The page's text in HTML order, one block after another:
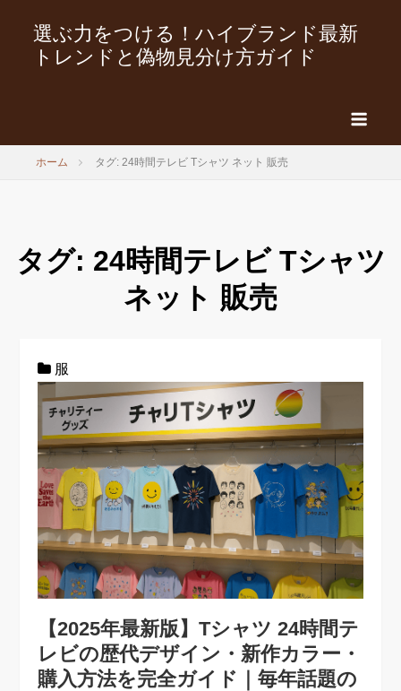
選ぶ力をつける！ハイブランド最新
トレンドと偽物見分け方ガイド
ホーム タグ: 24時間テレビ Tシャツ ネット 販売
タグ: 24時間テレビ Tシャツ
ネット 販売
服
【2025年最新版】Tシャツ 24時間テ
レビの歴代デザイン・新作カラー・
購入方法を完全ガイド｜毎年話題の